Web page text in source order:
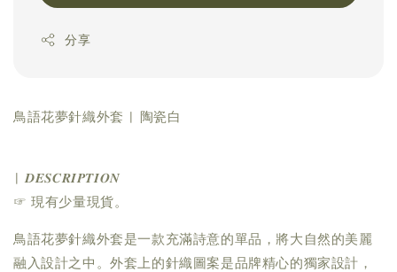
分享
鳥語花夢針織外套 | 陶瓷白
| 𝑫𝑬𝑺𝑪𝑹𝑰𝑷𝑻𝑰𝑶𝑵
☞ 現有少量現貨。
鳥語花夢針織外套是一款充滿詩意的單品，將大自然的美麗
融入設計之中。外套上的針織圖案是品牌精心的獨家設計，